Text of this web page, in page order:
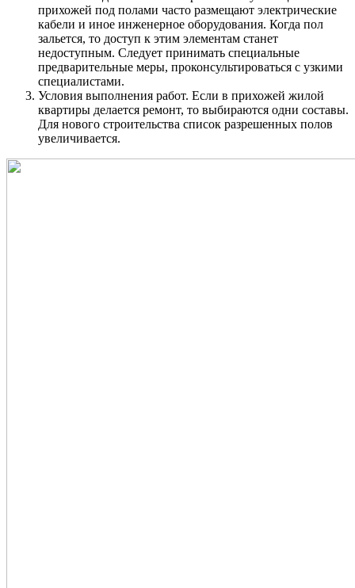
прихожей под полами часто размещают электрические
кабели и иное инженерное оборудования. Когда пол
зальется, то доступ к этим элементам станет
недоступным. Следует принимать специальные
предварительные меры, проконсультироваться с узкими
специалистами.
Условия выполнения работ. Если в прихожей жилой
квартиры делается ремонт, то выбираются одни составы.
Для нового строительства список разрешенных полов
увеличивается.